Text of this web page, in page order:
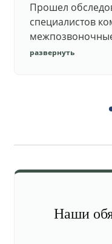
Прошел
специалистов
функций. Юристы
развернуть
Наши